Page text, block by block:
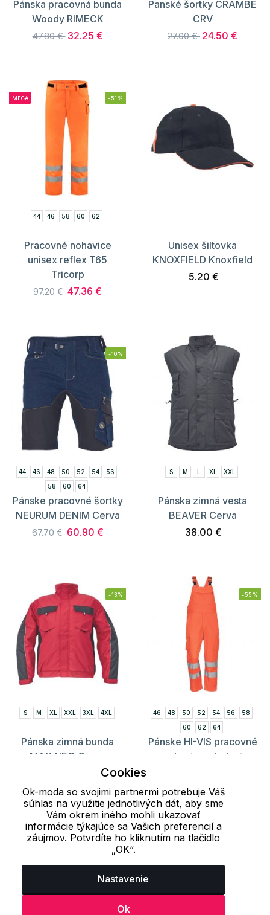
Pánska pracovná bunda
Woody RIMECK
47.80 € 32.25 €
Panské šortky CRAMBE
CRV
27.00 € 24.50 €
MEGA -51%
44 46 58 60 62
Pracovné nohavice
unisex reflex T65
Tricorp
97.20 €47.36 €
Unisex šiltovka
KNOXFIELD Knoxfield
5.20 €
-10%
44 46 48 50 52 54
56
58
60 64
Pánske pracovné šortky
NEURUM DENIM Cerva
67.70 € 60.90 €
S M L XL XXL
Pánska zimná vesta
BEAVER Cerva
38.00 €
-13%
S M XL XXL 3XL 4XL
Pánska zimná bunda
MAX NEO Cerva
48.90 €
-55%
46 48 50 52 54 56
58
60
62 64
Pánske HI-VIS pracovné
nohavice s trakmi
62.00 € 27.40 €
Načítať ďalších 24 položiek
1 2 3 .. 13 14 15
Naposledy prezerané produkty
Cookies
Ok-moda so svojimi partnermi potrebuje Váš
súhlas na využitie jednotlivých dát, aby sme
Vám okrem iného mohli ukazovať
informácie týkajúce sa Vašich preferencií a
záujmov. Potvrdíte ho kliknutím na tlačidlo
„OK“.
Nastavenie
Ok